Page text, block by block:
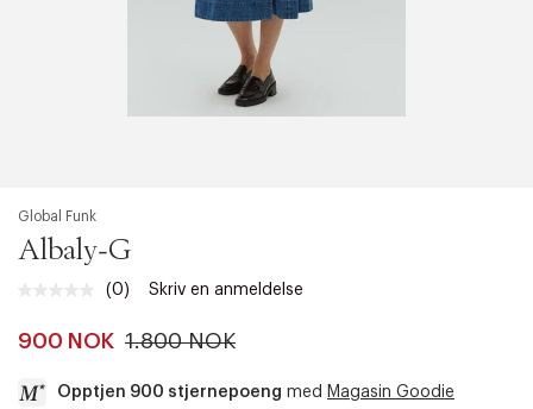
Global Funk
Albaly-G
Ingen
Samme
(0) Skriv en anmeldelse
900 NOK 1.800 NOK
Opptjen 900 stjernepoeng med Magasin Goodie